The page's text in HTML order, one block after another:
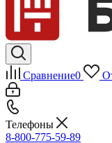
Сравнение0
Телефоны
8-800-775-59-89